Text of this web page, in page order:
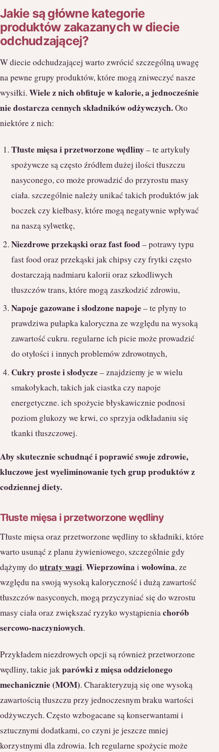
Jakie są główne kategorie
produktów zakazanych w diecie
odchudzającej?
W diecie odchudzającej warto zwrócić szczególną uwagę
na pewne grupy produktów, które mogą zniweczyć nasze
wysiłki. Wiele z nich obfituje w kalorie, a jednocześnie
nie dostarcza cennych składników odżywczych.Oto
niektóre z nich:
Tłuste mięsa i przetworzone wędliny– te artykuły
spożywcze są często źródłem dużej ilości tłuszczu
nasyconego, co może prowadzić do przyrostu masy
ciała. szczególnie należy unikać takich produktów jak
boczek czy kiełbasy, które mogą negatywnie wpływać
na naszą sylwetkę,
Niezdrowe przekąski oraz fast food – potrawy typu
fast food oraz przekąski jak chipsy czy frytki często
dostarczają nadmiaru kalorii oraz szkodliwych
tłuszczów trans, które mogą zaszkodzić zdrowiu,
Napoje gazowane i słodzone napoje– te płyny to
prawdziwa pułapka kaloryczna ze względu na wysoką
zawartość cukru. regularne ich picie może prowadzić
do otyłości i innych problemów zdrowotnych,
Cukry proste i słodycze– znajdziemy je w wielu
smakołykach, takich jak ciastka czy napoje
energetyczne. ich spożycie błyskawicznie podnosi
poziom glukozy we krwi, co sprzyja odkładaniu się
tkanki tłuszczowej.
Aby skutecznie schudnąć i poprawić swoje zdrowie,
kluczowe jest wyeliminowanie tych grup produktów z
codziennej diety.
Tłuste mięsa i przetworzone wędliny
Tłuste mięsa oraz przetworzone wędliny to składniki, które
warto usunąć z planu żywieniowego, szczególnie gdy
dążymy do utraty wagi. Wieprzowina i wołowina, ze
względu na swoją wysoką kaloryczność i dużą zawartość
tłuszczów nasyconych, mogą przyczyniać się do wzrostu
masy ciała oraz zwiększać ryzyko wystąpieniachorób
sercowo-naczyniowych.
Przykładem niezdrowych opcji są również przetworzone
wędliny, takie jakparówki z mięsa oddzielonego
mechanicznie (MOM). Charakteryzują się one wysoką
zawartością tłuszczu przy jednoczesnym braku wartości
odżywczych. Często wzbogacane są konserwantami i
sztucznymi dodatkami, co czyni je jeszcze mniej
korzystnymi dla zdrowia. Ich regularne spożycie może